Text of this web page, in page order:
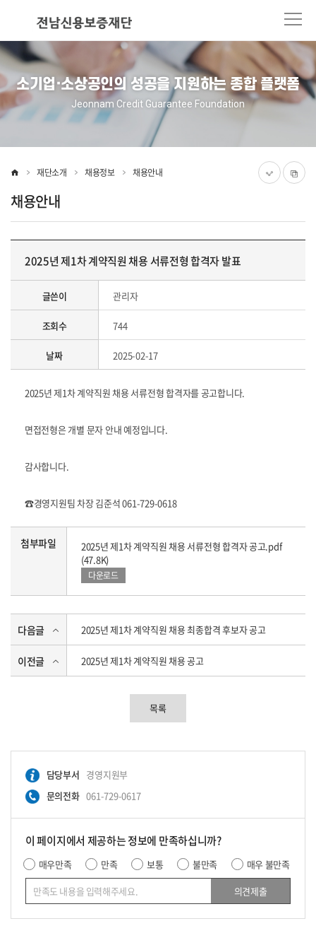
바
로
가
기
뉴
바
로
가
소기업·소상공인의 성공을 지원하는 종합 플랫폼
Jeonnam Credit Guarantee Foundation
재단소개 채용정보 채용안내
채용안내
2025년 제1차 계약직원 채용 서류전형 합격자 발표
글쓴이 관리자
조회수 744
날짜 2025-02-17
2025년 제1차 계약직원 채용 서류전형 합격자를 공고합니다.
면접전형은 개별 문자 안내 예정입니다.
감사합니다.
☎경영지원팀 차장 김준석 061-729-0618
첨부파일
2025년 제1차 계약직원 채용 서류전형 합격자 공고.pdf
(47.8K)
다운로드
다음글 2025년 제1차 계약직원 채용 최종합격 후보자 공고
이전글 2025년 제1차 계약직원 채용 공고
목록
담당부서 경영지원부
문의전화 061-729-0617
이 페이지에서 제공하는 정보에 만족하십니까?
매우만족 만족 보통 불만족
매우 불만족
의견제출